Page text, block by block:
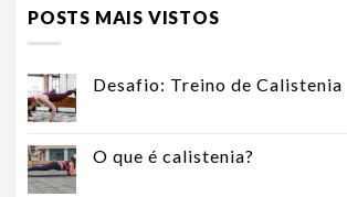
POSTS MAIS VISTOS
Desafio: Treino de Calistenia
O que é calistenia?